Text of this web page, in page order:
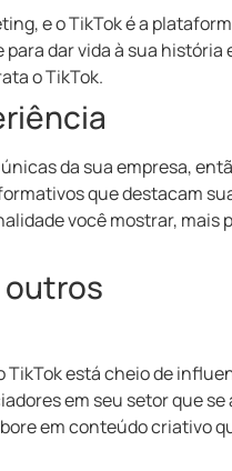
e o TikTok é a
dar vida à sua história
o TikTok.
da sua empresa,
que destacam
você mostrar, mais
outros
está cheio de
em seu setor que se
em conteúdo criativo